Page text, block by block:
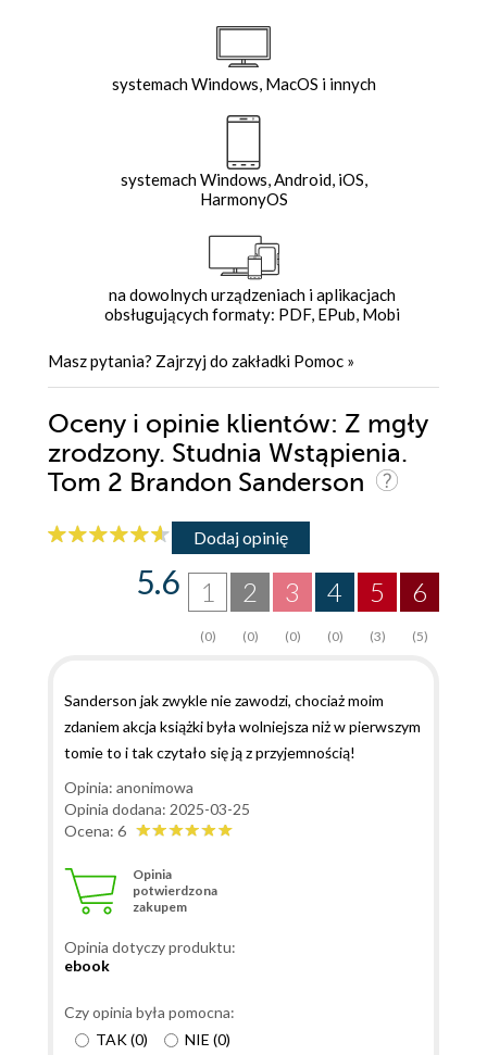
systemach Windows, MacOS i innych
systemach Windows, Android, iOS,
HarmonyOS
na dowolnych urządzeniach i aplikacjach
obsługujących formaty: PDF, EPub, Mobi
Masz pytania? Zajrzyj do zakładki Pomoc »
Oceny i opinie klientów: Z mgły
zrodzony. Studnia Wstąpienia.
Tom 2 Brandon Sanderson
Dodaj opinię
6
(5)
5
(3)
4
(0)
3
(0)
2
(0)
1
(0)
5.6
Sanderson jak zwykle nie zawodzi, chociaż moim
zdaniem akcja książki była wolniejsza niż w pierwszym
tomie to i tak czytało się ją z przyjemnością!
Opinia: anonimowa
Opinia dodana: 2025-03-25
Ocena: 6
Opinia
potwierdzona
zakupem
Opinia dotyczy produktu:
ebook
Czy opinia była pomocna:
TAK(0) NIE (0)